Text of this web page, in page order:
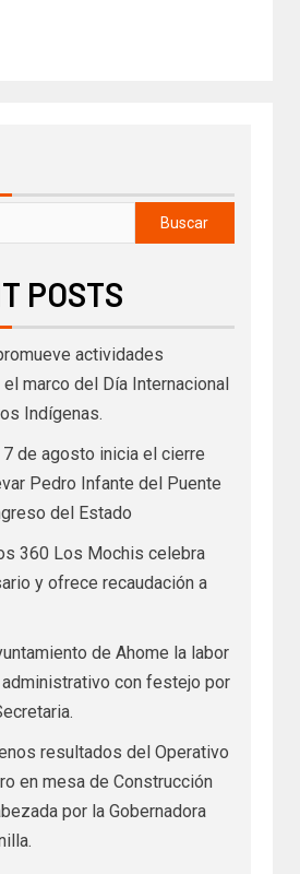
Buscar
POSTS
actividades
marco del Día Internacional
Indígenas.
de agosto inicia el cierre
Pedro Infante del Puente
del Estado
360 Los Mochis celebra
y ofrece recaudación a
de Ahome la labor
con festejo por
resultados del Operativo
en mesa de Construcción
por la Gobernadora